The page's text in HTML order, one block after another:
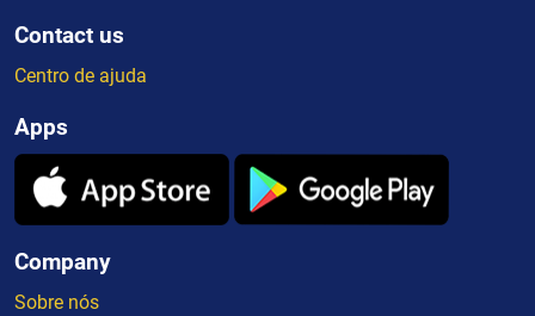
Contact us
Centro de ajuda
Apps
Company
Sobre nós